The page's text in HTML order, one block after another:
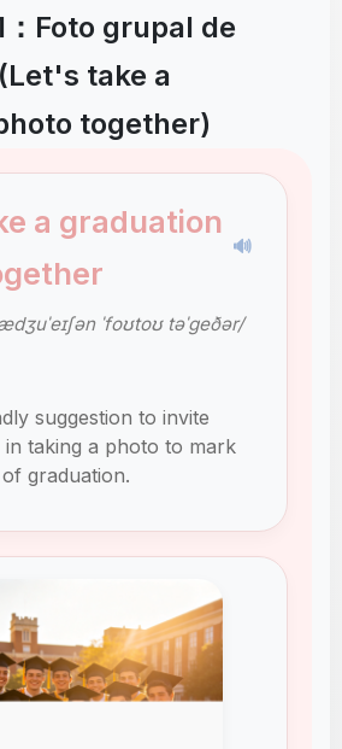
Foto grupal de
take a
together)
a graduation
🔊
ˈfoʊtoʊ təˈɡeðər/
suggestion to invite
taking a photo to mark
graduation.